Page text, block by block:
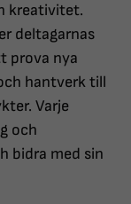
kreativitet.
deltagarnas
prova nya
hantverk till
Varje
och
bidra med sin